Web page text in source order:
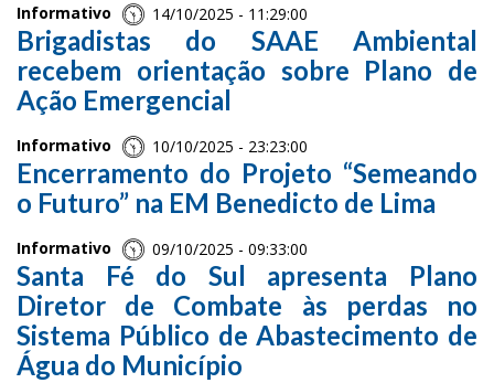
Informativo 14/10/2025 - 11:29:00
Brigadistas do SAAE Ambiental
recebem orientação sobre Plano de
Ação Emergencial
Informativo 10/10/2025 - 23:23:00
Encerramento do Projeto “Semeando
o Futuro” na EM Benedicto de Lima
Informativo 09/10/2025 - 09:33:00
Santa Fé do Sul apresenta Plano
Diretor de Combate às perdas no
Sistema Público de Abastecimento de
Água do Município